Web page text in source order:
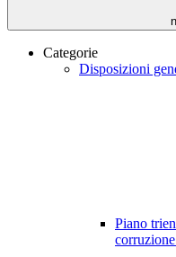
Categorie
Disposizioni
Piano